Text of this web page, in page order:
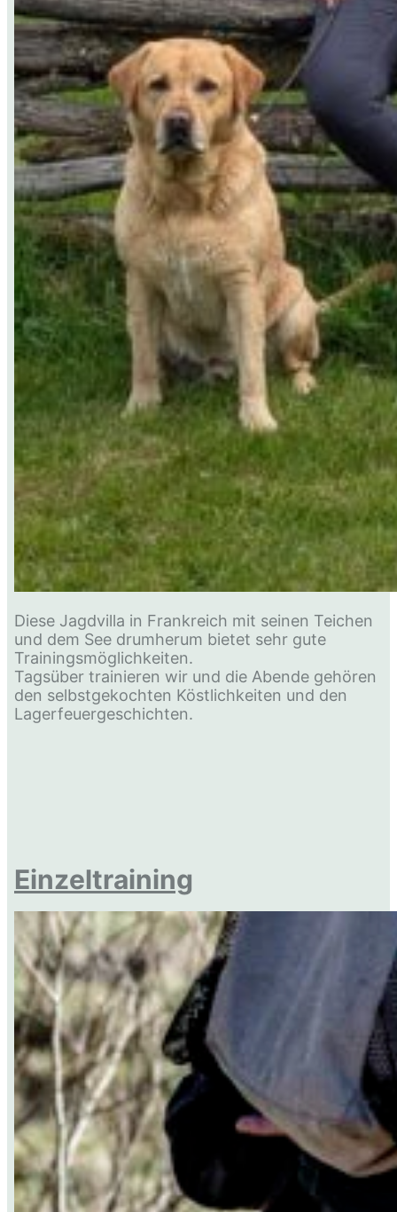
Diese Jagdvilla in Frankreich mit seinen Teichen
und dem See drumherum bietet sehr gute
Trainingsmöglichkeiten.
Tagsüber trainieren wir und die Abende gehören
den selbstgekochten Köstlichkeiten und den
Lagerfeuergeschichten.
Einzeltraining